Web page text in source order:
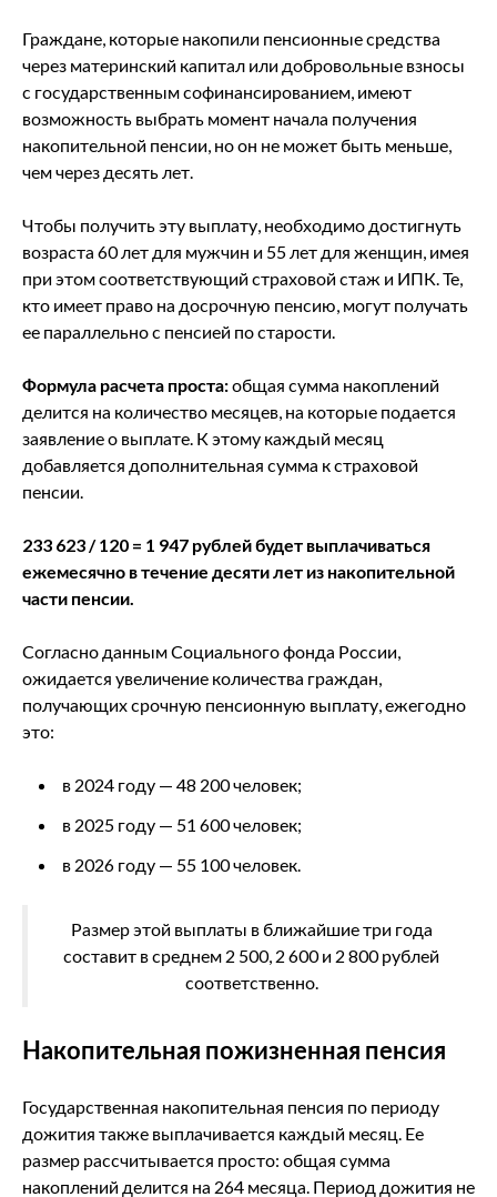
Граждане, которые накопили пенсионные средства
через материнский капитал или добровольные взносы
с государственным софинансированием, имеют
возможность выбрать момент начала получения
накопительной пенсии, но он не может быть меньше,
чем через десять лет.
Чтобы получить эту выплату, необходимо достигнуть
возраста 60 лет для мужчин и 55 лет для женщин, имея
при этом соответствующий страховой стаж и ИПК. Те,
кто имеет право на досрочную пенсию, могут получать
ее параллельно с пенсией по старости.
Формула расчета проста:общая сумма накоплений
делится на количество месяцев, на которые подается
заявление о выплате. К этому каждый месяц
добавляется дополнительная сумма к страховой
пенсии.
233 623 / 120 = 1 947 рублей будет выплачиваться
ежемесячно в течение десяти лет из накопительной
части пенсии.
Согласно данным Социального фонда России,
ожидается увеличение количества граждан,
получающих срочную пенсионную выплату, ежегодно
это:
в 2024 году — 48 200 человек;
в 2025 году — 51 600 человек;
в 2026 году — 55 100 человек.
Размер этой выплаты в ближайшие три года
составит в среднем 2 500, 2 600 и 2 800 рублей
соответственно.
Накопительная пожизненная пенсия
Государственная накопительная пенсия по периоду
дожития также выплачивается каждый месяц. Ее
размер рассчитывается просто: общая сумма
накоплений делится на 264 месяца. Период дожития не